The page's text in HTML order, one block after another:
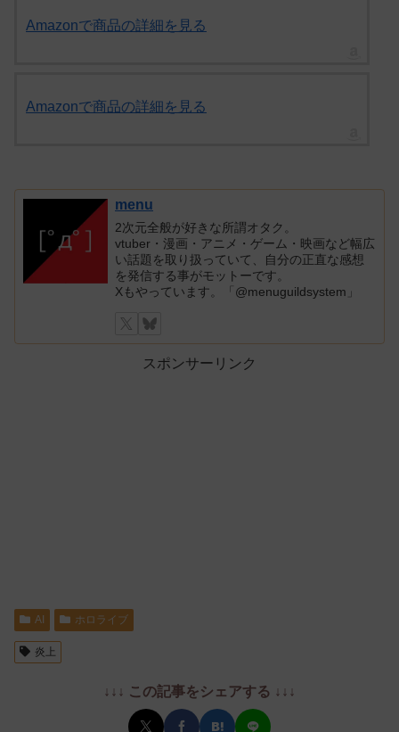
Amazonで商品の詳細を見る
Amazonで商品の詳細を見る
menu
2次元全般が好きな所謂オタク。
vtuber・漫画・アニメ・ゲーム・映画など幅広
い話題を取り扱っていて、自分の正直な感想
を発信する事がモットーです。
Xもやっています。「@menuguildsystem」
スポンサーリンク
AI ホロライブ
炎上
↓↓↓ この記事をシェアする ↓↓↓